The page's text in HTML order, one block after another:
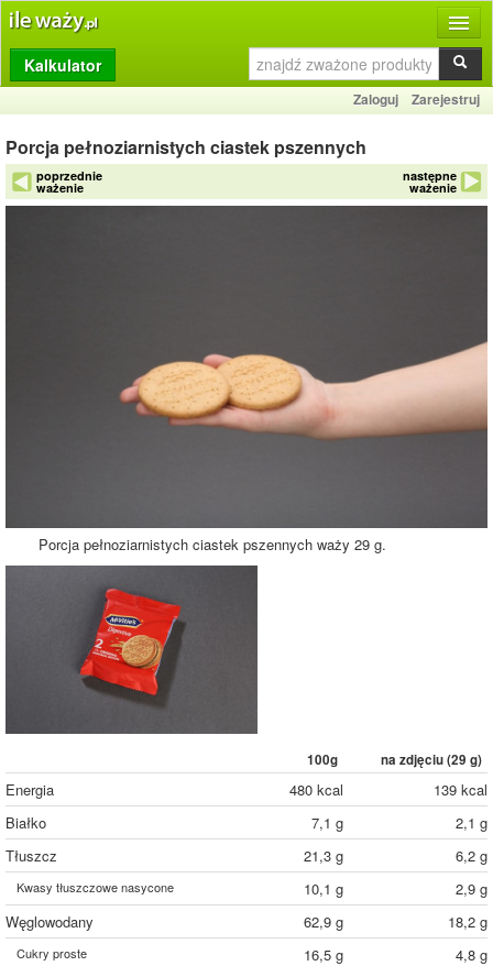
Produkty
Dziennik
Przelicznik
Porównywarka
Kalkulator
Zaloguj Zarejestruj
Porcja pełnoziarnistych ciastek pszennych
poprzednie
ważenie
następne
ważenie
Porcja pełnoziarnistych ciastek pszennych waży 29 g.
100g na zdjęciu (29 g)
Energia 480 kcal
139 kcal
Białko
7,1 g
2,1 g
Tłuszcz
21,3 g 6,2 g
Kwasy tłuszczowe nasycone 10,1 g
2,9 g
Węglowodany
62,9 g 18,2 g
Cukry proste 16,5 g
4,8 g